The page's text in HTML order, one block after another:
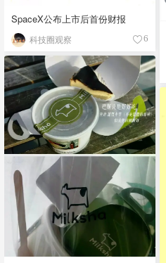
SpaceX公布上市后首份财报
科技圈观察 6